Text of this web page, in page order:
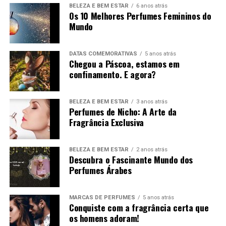
Leve o leite com a manteiga ao lume — desligue o lume
quando a manteiga começar a derreter. Deixe arrefecer
até car ligeiramente morno.
dilua-o no leite morno – se o leite estiver quente
«mata» o fermento e a massa não cresce.)
Na taça da batedeira com o acessório misturador (de pá),
misture o açúcar em pó, o fermento seco e as raspas dos
citrinos. Junte o leite e manteiga ainda mornos e deixe
misturar uns segundos.
Sempre com a máquina a trabalhar, junte as gemas, o
sumo de laranja, o vinho do Porto e misture por mais
alguns segundos.
Logo a seguir, junte a farinha pouco a pouco e,
nalmente, a pitada de sal.
Mude para o acessório amassador e amasse durante 3
BELEZA E BEM ESTAR 6 anos atrás
Os 10 Melhores Perfumes Femininos do
Mundo
DATAS COMEMORATIVAS 5 anos atrás
Chegou a Páscoa, estamos em
confinamento. E agora?
BELEZA E BEM ESTAR 3 anos atrás
Perfumes de Nicho: A Arte da
Fragrância Exclusiva
BELEZA E BEM ESTAR 2 anos atrás
Descubra o Fascinante Mundo dos
Perfumes Árabes
MARCAS DE PERFUMES 5 anos atrás
Conquiste com a fragrância certa que
os homens adoram!